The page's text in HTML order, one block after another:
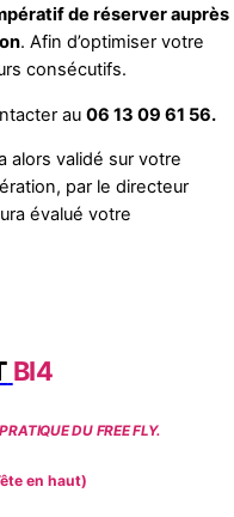
de réserver auprès
. Afin d’optimiser votre
consécutifs.
au 06 13 09 61 56.
alors validé sur votre
par le directeur
évalué votre
BI4
DU FREE FLY.
en haut)